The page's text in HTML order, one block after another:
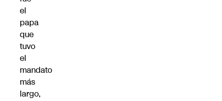
el
papa
que
tuvo
el
mandato
más
largo,